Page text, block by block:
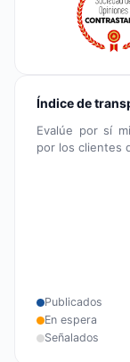
Índice de
Evalúe por sí
por los clientes
Publicados
En espera
Señalados